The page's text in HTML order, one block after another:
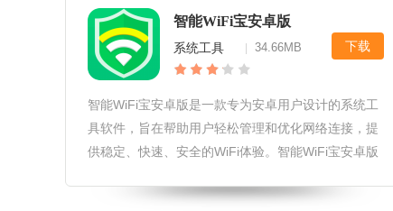
智能WiFi宝安卓版
系统工具 34.66MB 下载
智能WiFi宝安卓版是一款专为安卓用户设计的系统工
具软件，旨在帮助用户轻松管理和优化网络连接，提
供稳定、快速、安全的WiFi体验。智能WiFi宝安卓版
Android5.0及以上版本。兼容多种安卓设备，包括智